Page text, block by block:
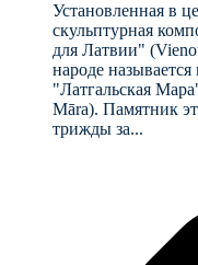
Установленная в
скульптурная
для Латвии"
народе называется
"Латгальская
Māra). Памятник
трижды за...